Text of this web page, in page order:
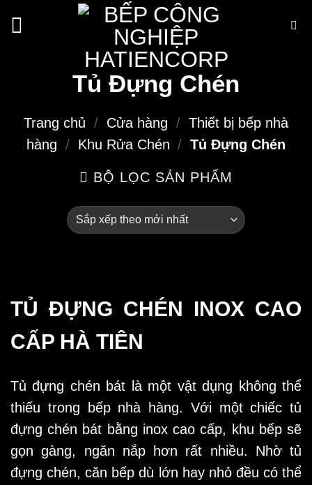
qua
Tủ Đựng Chén
Trang chủ / Cửa hàng / Thiết bị bếp nhà
hàng / Khu Rửa Chén / Tủ Đựng Chén
BỘ LỌC SẢN PHẨM
TỦ ĐỰNG CHÉN INOX CAO
CẤP HÀ TIÊN
Tủ đựng chén bát là một vật dụng không thể
thiếu trong bếp nhà hàng. Với một chiếc tủ
đựng chén bát bằng inox cao cấp, khu bếp sẽ
gọn gàng, ngăn nắp hơn rất nhiều. Nhờ tủ
đựng chén, căn bếp dù lớn hay nhỏ đều có thể